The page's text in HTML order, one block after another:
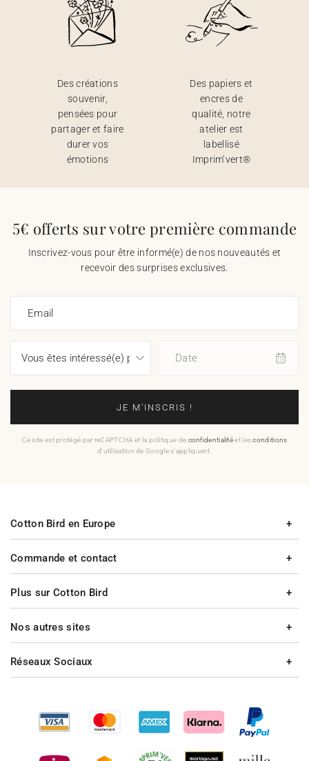
Des créations
souvenir,
pensées pour
partager et faire
durer vos
émotions
Des papiers et
encres de
qualité, notre
atelier est
labellisé
Imprim’vert®
5€ offerts sur votre première commande
Inscrivez-vous pour être informé(e) de nos nouveautés et
recevoir des surprises exclusives.
Email
Date
JE M'INSCRIS !
Ce site est protégé par reCAPTCHA et la politique de confidentialitéet lesconditions
d'utilisation de Google s'appliquent.
Commande et contact
Plus sur Cotton Bird
Cotton Bird en Europe
Nos autres sites
Réseaux Sociaux